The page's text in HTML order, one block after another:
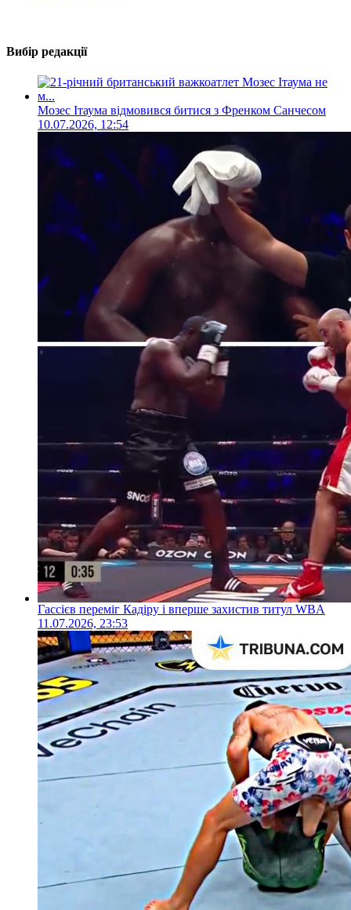
Вибір редакції
Мозес Ітаума відмовився битися з Френком Санчесом
10.07.2026, 12:54
Гассієв переміг Кадіру і вперше захистив титул WBA
11.07.2026, 23:53